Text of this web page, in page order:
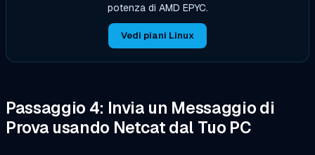
potenza di AMD EPYC.
Vedi piani Linux
Passaggio 4: Invia un Messaggio di
Prova usando Netcat dal Tuo PC